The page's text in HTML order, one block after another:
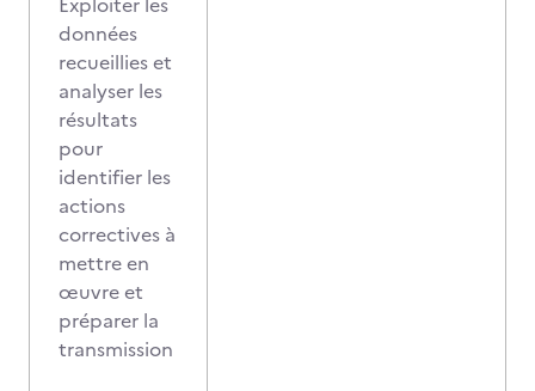
données
recueillies et
analyser les
résultats
pour
identifier les
actions
correctives à
mettre en
œuvre et
préparer la
transmission